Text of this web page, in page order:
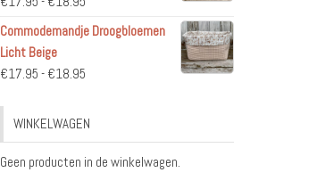
€17.95
€18.95
Commodemandje Droogbloemen
Licht Beige
€17.95 - €18.95Prijsklasse:
tot
WINKELWAGEN
Geen producten in de winkelwagen.